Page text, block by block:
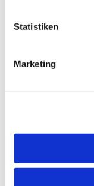
Statistiken
Marketing